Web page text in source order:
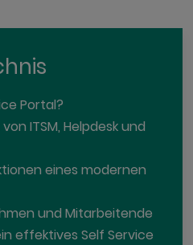
Portal?
ITSM, Helpdesk und
eines modernen
und Mitarbeitende
effektives Self Service